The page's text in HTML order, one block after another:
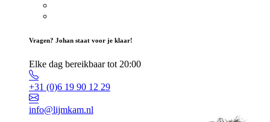
Vragen? Johan staat voor je klaar!
Elke dag bereikbaar tot 20:00
+31 (0)6 19 90 12 29
info@lijmkam.nl